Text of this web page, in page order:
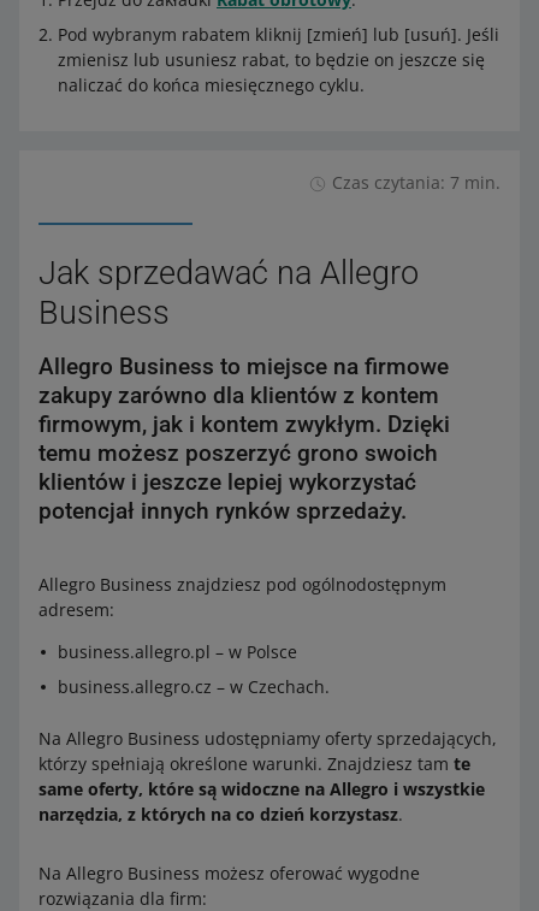
Pod wybranym rabatem kliknij [zmień] lub [usuń]. Jeśli
zmienisz lub usuniesz rabat, to będzie on jeszcze się
naliczać do końca miesięcznego cyklu.
Czas czytania: 7 min.
Jak sprzedawać na Allegro
Business
Allegro Business to miejsce na firmowe
zakupy zarówno dla klientów z kontem
firmowym, jak i kontem zwykłym. Dzięki
temu możesz poszerzyć grono swoich
klientów i jeszcze lepiej wykorzystać
potencjał innych rynków sprzedaży.
Allegro Business znajdziesz pod ogólnodostępnym
adresem:
business.allegro.pl – w Polsce
business.allegro.cz – w Czechach.
Na Allegro Business udostępniamy oferty sprzedających,
którzy spełniają określone warunki. Znajdziesz tam te
same oferty, które są widoczne na Allegro i wszystkie
narzędzia, z których na co dzień korzystasz.
Na Allegro Business możesz oferować wygodne
rozwiązania dla firm: